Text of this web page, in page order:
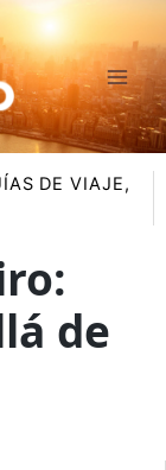
DE VIAJE,
de